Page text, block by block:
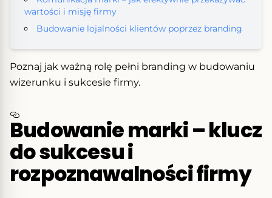
wartości i misję firmy
Budowanie lojalności klientów poprzez branding
Poznaj jak ważną rolę pełni branding w budowaniu
wizerunku i sukcesie firmy.
Budowanie marki – klucz
do sukcesu i
rozpoznawalności firmy